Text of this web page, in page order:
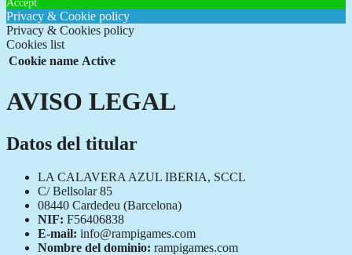
Accept
Privacy & Cookie policy
Privacy & Cookies policy
Cookies list
Cookie name Active
AVISO LEGAL
Datos del titular
LA CALAVERA AZUL IBERIA, SCCL
C/ Bellsolar 85
08440 Cardedeu (Barcelona)
NIF: F56406838
E-mail: info@rampigames.com
Nombre del dominio: rampigames.com